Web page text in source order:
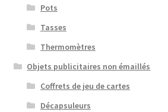
Pots
Tasses
Thermomètres
Objets publicitaires non émaillés
Coffrets de jeu de cartes
Décapsuleurs